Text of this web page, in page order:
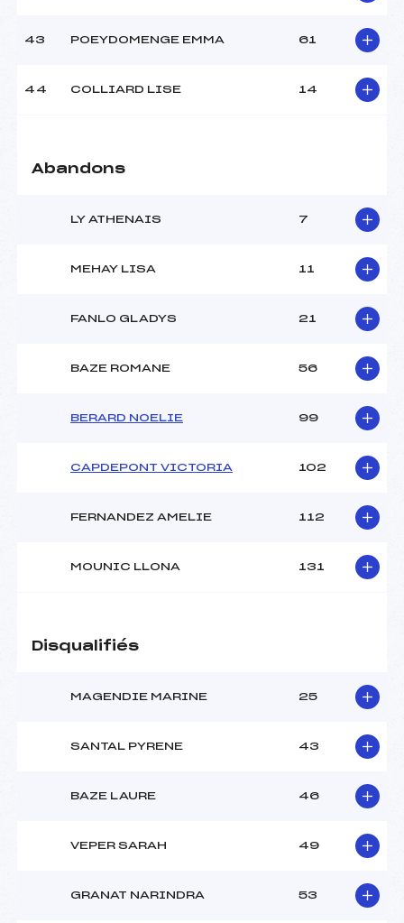
43 POEYDOMENGE EMMA 61
44 COLLIARD LISE 14
Abandons
LY ATHENAIS 7
MEHAY LISA 11
FANLO GLADYS 21
BAZE ROMANE 56
BERARD NOELIE 99
CAPDEPONT VICTORIA 102
FERNANDEZ AMELIE 112
MOUNIC LLONA 131
Disqualifiés
MAGENDIE MARINE 25
SANTAL PYRENE 43
BAZE LAURE 46
VEPER SARAH 49
GRANAT NARINDRA 53